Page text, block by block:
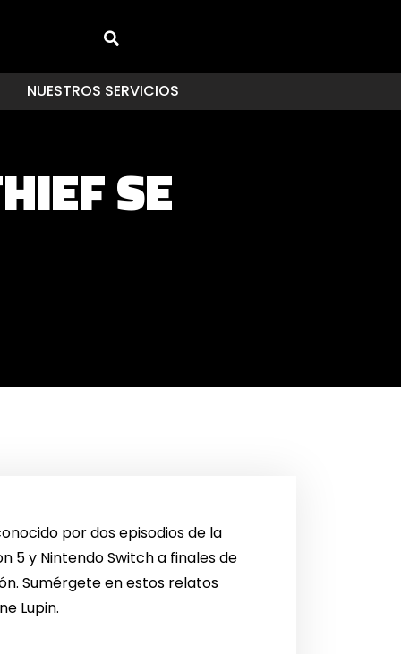
NUESTROS SERVICIOS
SE
por dos episodios de la
5 y Nintendo Switch a finales de
Sumérgete en estos relatos
Lupin.